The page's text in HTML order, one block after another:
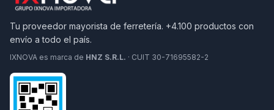
Tu proveedor mayorista de ferretería. +4.100 productos con
envío a todo el país.
IXNOVA es marca de HNZ S.R.L. · CUIT 30-71695582-2